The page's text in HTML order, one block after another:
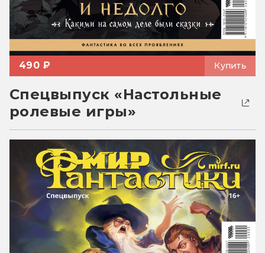
490 ₽ Купить
Спецвыпуск «Настольные
ролевые игры»